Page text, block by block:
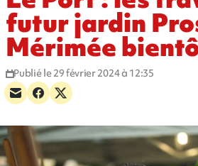
futur jardin
Mérimée
Publié le 29 février 2024 à 12:35